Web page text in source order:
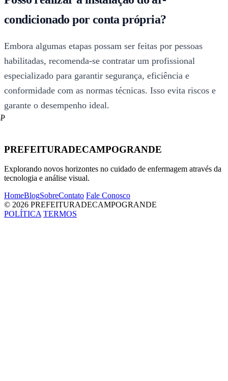
condicionado por conta própria?
Embora algumas etapas possam ser feitas por pessoas
habilitadas, recomenda-se contratar um profissional
especializado para garantir segurança, eficiência e
conformidade com as normas técnicas. Isso evita riscos e
garante o desempenho ideal.
PREFEITURADECAMPOGRANDE
Explorando novos horizontes no cuidado de enfermagem através da
tecnologia e análise visual.
HomeBlogSobreContato Fale Conosco
© 2026 PREFEITURADECAMPOGRANDE
POLÍTICA TERMOS